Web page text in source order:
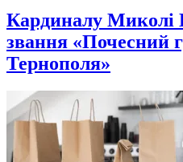
Кардиналу Миколі
звання «Почесний
Тернополя»